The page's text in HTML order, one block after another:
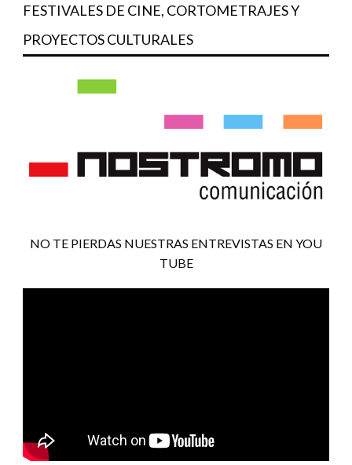
FESTIVALES DE CINE, CORTOMETRAJES Y
PROYECTOS CULTURALES
NO TE PIERDAS NUESTRAS ENTREVISTAS EN YOU
TUBE